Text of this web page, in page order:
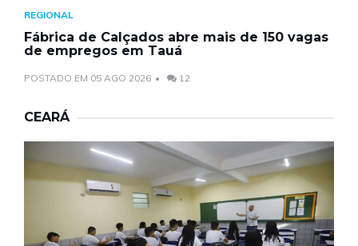
REGIONAL
Fábrica de Calçados abre mais de 150 vagas
de empregos em Tauá
POSTADO EM 05 AGO 2026 12
CEARÁ